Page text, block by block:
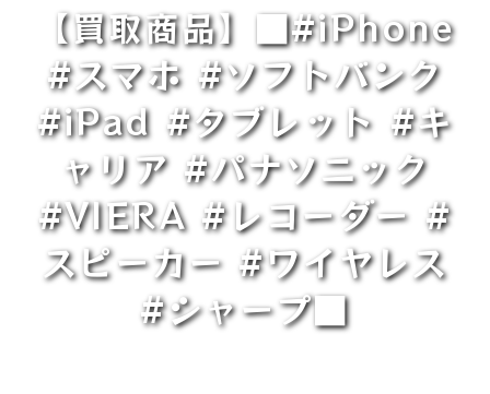
【買取商品】■#iPhone
#スマホ #ソフトバンク
#iPad #タブレット #キ
ャリア #パナソニック
#VIERA #レコーダー #
スピーカー #ワイヤレス
#シャープ■